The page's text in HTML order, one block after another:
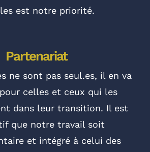
est notre priorité.
Partenariat
ne sont pas seul.es, il en va
celles et ceux qui les
dans leur transition. Il est
que notre travail soit
et intégré à celui des